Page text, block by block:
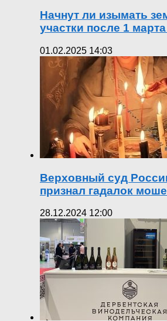
Начнут ли изымать
участки после 1
01.02.2025 14:03
Верховный суд
признал гадалок
28.12.2024 12:00